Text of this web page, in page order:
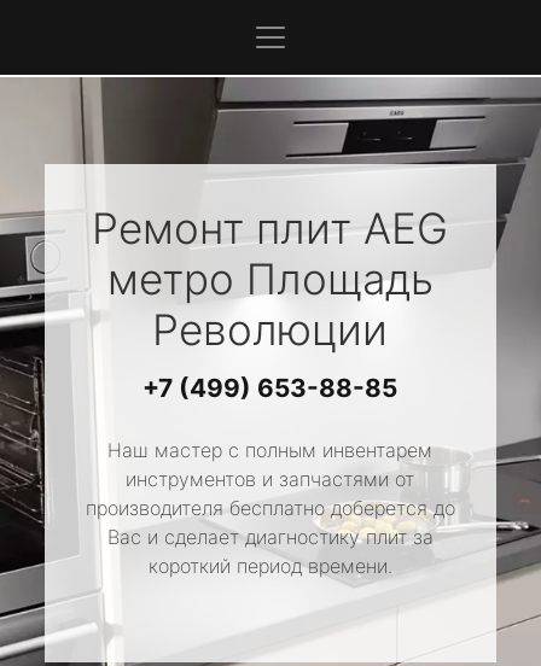
Ремонт плитAEG
метро Площадь
Революции
+7 (499) 653-88-85
Наш мастер с полным инвентарем
инструментов и запчастями от
производителя бесплатно доберется до
Вас и сделает диагностику плит за
короткий период времени.